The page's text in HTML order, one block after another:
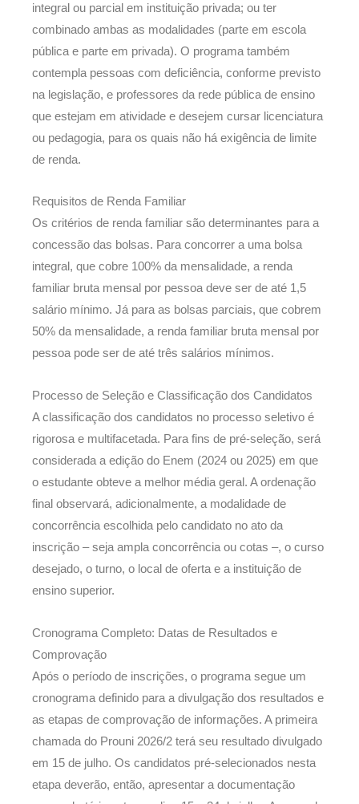
integral ou parcial em instituição privada; ou ter
combinado ambas as modalidades (parte em escola
pública e parte em privada). O programa também
contempla pessoas com deficiência, conforme previsto
na legislação, e professores da rede pública de ensino
que estejam em atividade e desejem cursar licenciatura
ou pedagogia, para os quais não há exigência de limite
de renda.
Requisitos de Renda Familiar
Os critérios de renda familiar são determinantes para a
concessão das bolsas. Para concorrer a uma bolsa
integral, que cobre 100% da mensalidade, a renda
familiar bruta mensal por pessoa deve ser de até 1,5
salário mínimo. Já para as bolsas parciais, que cobrem
50% da mensalidade, a renda familiar bruta mensal por
pessoa pode ser de até três salários mínimos.
Processo de Seleção e Classificação dos Candidatos
A classificação dos candidatos no processo seletivo é
rigorosa e multifacetada. Para fins de pré-seleção, será
considerada a edição do Enem (2024 ou 2025) em que
o estudante obteve a melhor média geral. A ordenação
final observará, adicionalmente, a modalidade de
concorrência escolhida pelo candidato no ato da
inscrição – seja ampla concorrência ou cotas –, o curso
desejado, o turno, o local de oferta e a instituição de
ensino superior.
Cronograma Completo: Datas de Resultados e
Comprovação
Após o período de inscrições, o programa segue um
cronograma definido para a divulgação dos resultados e
as etapas de comprovação de informações. A primeira
chamada do Prouni 2026/2 terá seu resultado divulgado
em 15 de julho. Os candidatos pré-selecionados nesta
etapa deverão, então, apresentar a documentação